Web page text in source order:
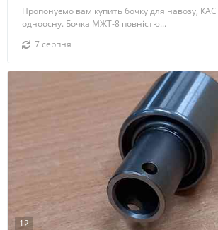
Пропонуємо вам купить бочку для навозу,
одноосну. Бочка МЖТ-8 повністю...
7 серпня
12